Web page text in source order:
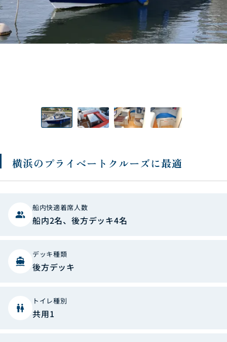
横浜のプライベートクルーズに最適
people_alt
船内快適着席人数
船内2名、後方デッキ4名
directions_boat
デッキ種類
後方デッキ
wc
トイレ種別
共用1